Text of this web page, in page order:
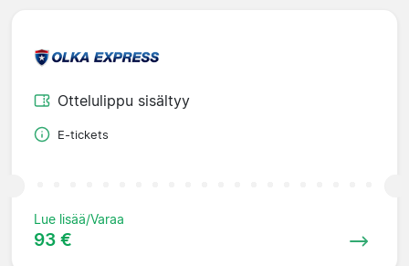
Ottelulippu sisältyy
E-tickets
Lue lisää/Varaa
93 €